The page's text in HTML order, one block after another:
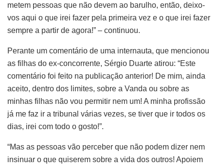
metem pessoas que não devem ao barulho, então, deixo-
vos aqui o que irei fazer pela primeira vez e o que irei fazer
sempre a partir de agora!” – continuou.
Perante um comentário de uma internauta, que mencionou
as filhas do ex-concorrente, Sérgio Duarte atirou: “Este
comentário foi feito na publicação anterior! De mim, ainda
aceito, dentro dos limites, sobre a Vanda ou sobre as
minhas filhas não vou permitir nem um! A minha profissão
já me faz ir a tribunal várias vezes, se tiver que ir todos os
dias, irei com todo o gosto!”.
“Mas as pessoas vão perceber que não podem dizer nem
insinuar o que quiserem sobre a vida dos outros! Apoiem